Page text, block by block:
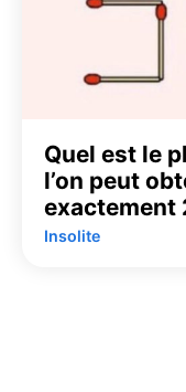
Quel est le
l’on peut
exactement
Insolite